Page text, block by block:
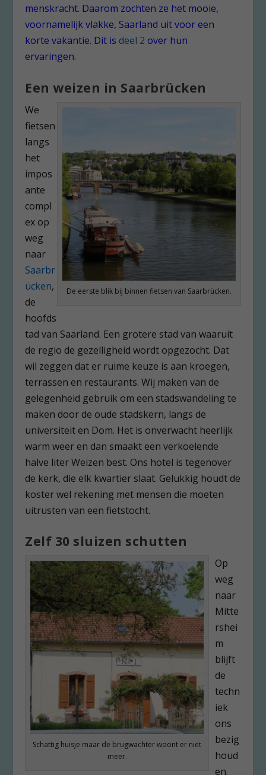
menskracht. Daarom zochten ze het mooie,
voornamelijk vlakke, Saarland uit voor een
korte vakantie. Dit isdeel 2 over hun
ervaringen.
Een weizen in Saarbrücken
De eerste blik bij binnen fietsen van Saarbrücken.
We
fietsen
langs
het
impos
ante
compl
ex op
weg
naar
Saarbr
ücken,
de
hoofds
tad van Saarland. Een grotere stad van waaruit
de regio de gezelligheid wordt opgezocht. Dat
wil zeggen dat er ruime keuze is aan kroegen,
terrassen en restaurants. Wij maken van de
gelegenheid gebruik om een stadswandeling te
maken door de oude stadskern, langs de
universiteit en Dom. Het is onverwacht heerlijk
warm weer en dan smaakt een verkoelende
halve liter Weizen best. Ons hotel is tegenover
de kerk, die elk kwartier slaat. Gelukkig houdt de
koster wel rekening met mensen die moeten
uitrusten van een fietstocht.
Zelf 30 sluizen schutten
Schattig huisje maar de brugwachter woont er niet
meer.
Op
weg
naar
Mitte
rshei
m
blijft
de
techn
iek
ons
bezig
houd
en.